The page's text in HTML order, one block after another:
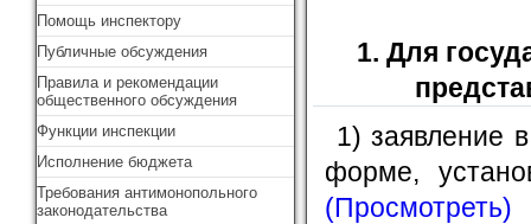
Помощь инспектору
Публичные обсуждения
Правила и рекомендации
общественного обсуждения
Функции инспекции
Исполнение бюджета
Требования антимонопольного
законодательства
1. Для
1) заявление
форме,
(Просмотреть)